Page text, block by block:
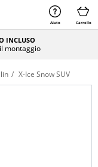
Aiuto Carrello
INCLUSO
montaggio
X-Ice Snow SUV